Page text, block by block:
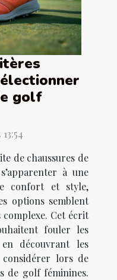
golf
de chaussures de
à une
confort et style,
options semblent
Cet écrit
fouler les
découvrant les
considérer lors de
de golf féminines.